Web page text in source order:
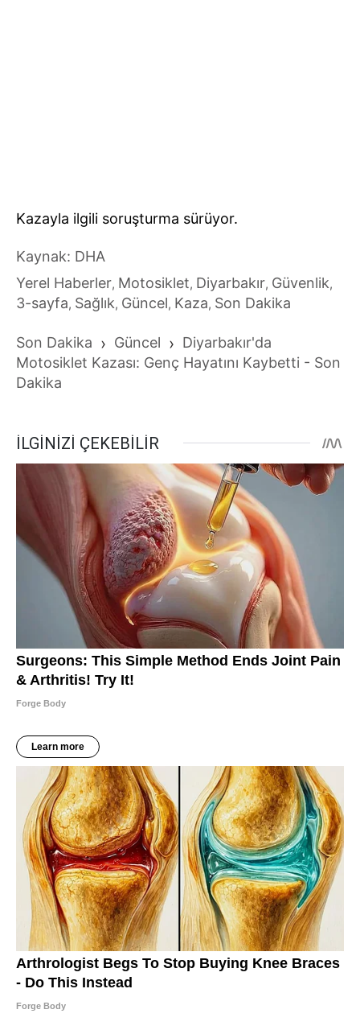
Kazayla ilgili soruşturma sürüyor.
Kaynak: DHA
Yerel Haberler, Motosiklet, Diyarbakır, Güvenlik,
3-sayfa, Sağlık, Güncel, Kaza, Son Dakika
Son Dakika › Güncel › Diyarbakır'da
Motosiklet Kazası: Genç Hayatını Kaybetti - Son
Dakika